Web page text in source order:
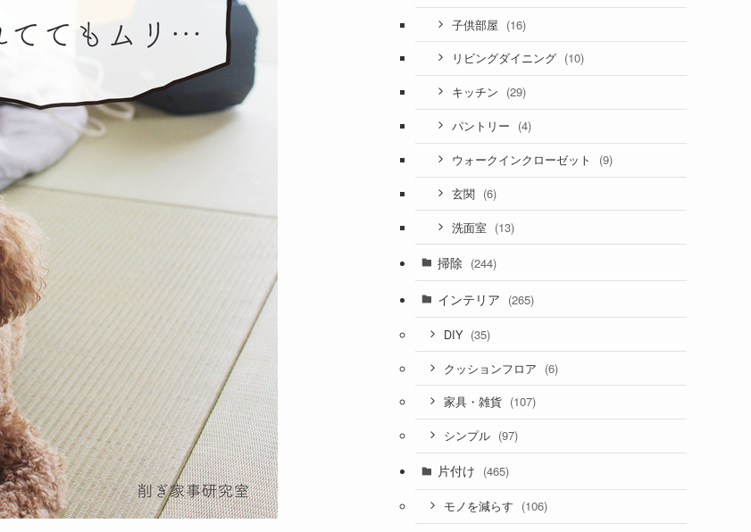
子供部屋 (16)
リビングダイニング (10)
キッチン (29)
パントリー (4)
ウォークインクローゼット (9)
玄関 (6)
洗面室 (13)
掃除 (244)
インテリア (265)
DIY (35)
クッションフロア (6)
家具・雑貨 (107)
シンプル (97)
片付け (465)
モノを減らす (106)